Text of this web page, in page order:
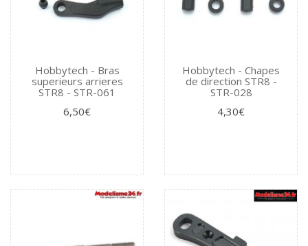
Hobbytech - Bras
superieurs arrieres
STR8 - STR-061
6,50€
Hobbytech - Chapes
de direction STR8 -
STR-028
4,30€